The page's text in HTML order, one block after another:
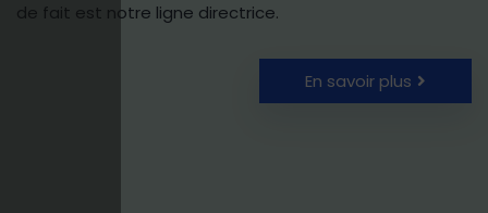
de fait est notre ligne directrice.
En savoir plus